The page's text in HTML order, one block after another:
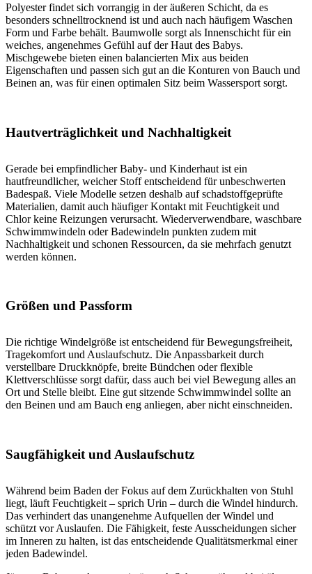
Polyester findet sich vorrangig in der äußeren Schicht, da es
besonders schnelltrocknend ist und auch nach häufigem Waschen
Form und Farbe behält. Baumwolle sorgt als Innenschicht für ein
weiches, angenehmes Gefühl auf der Haut des Babys.
Mischgewebe bieten einen balancierten Mix aus beiden
Eigenschaften und passen sich gut an die Konturen von Bauch und
Beinen an, was für einen optimalen Sitz beim Wassersport sorgt.
Hautverträglichkeit und Nachhaltigkeit
Gerade bei empfindlicher Baby- und Kinderhaut ist ein
hautfreundlicher, weicher Stoff entscheidend für unbeschwerten
Badespaß. Viele Modelle setzen deshalb auf schadstoffgeprüfte
Materialien, damit auch häufiger Kontakt mit Feuchtigkeit und
Chlor keine Reizungen verursacht. Wiederverwendbare, waschbare
Schwimmwindeln oder Badewindeln punkten zudem mit
Nachhaltigkeit und schonen Ressourcen, da sie mehrfach genutzt
werden können.
Größen und Passform
Die richtige Windelgröße ist entscheidend für Bewegungsfreiheit,
Tragekomfort und Auslaufschutz. Die Anpassbarkeit durch
verstellbare Druckknöpfe, breite Bündchen oder flexible
Klettverschlüsse sorgt dafür, dass auch bei viel Bewegung alles an
Ort und Stelle bleibt. Eine gut sitzende Schwimmwindel sollte an
den Beinen und am Bauch eng anliegen, aber nicht einschneiden.
Saugfähigkeit und Auslaufschutz
Während beim Baden der Fokus auf dem Zurückhalten von Stuhl
liegt, läuft Feuchtigkeit – sprich Urin – durch die Windel hindurch.
Das verhindert das unangenehme Aufquellen der Windel und
schützt vor Auslaufen. Die Fähigkeit, feste Ausscheidungen sicher
im Inneren zu halten, ist das entscheidende Qualitätsmerkmal einer
jeden Badewindel.